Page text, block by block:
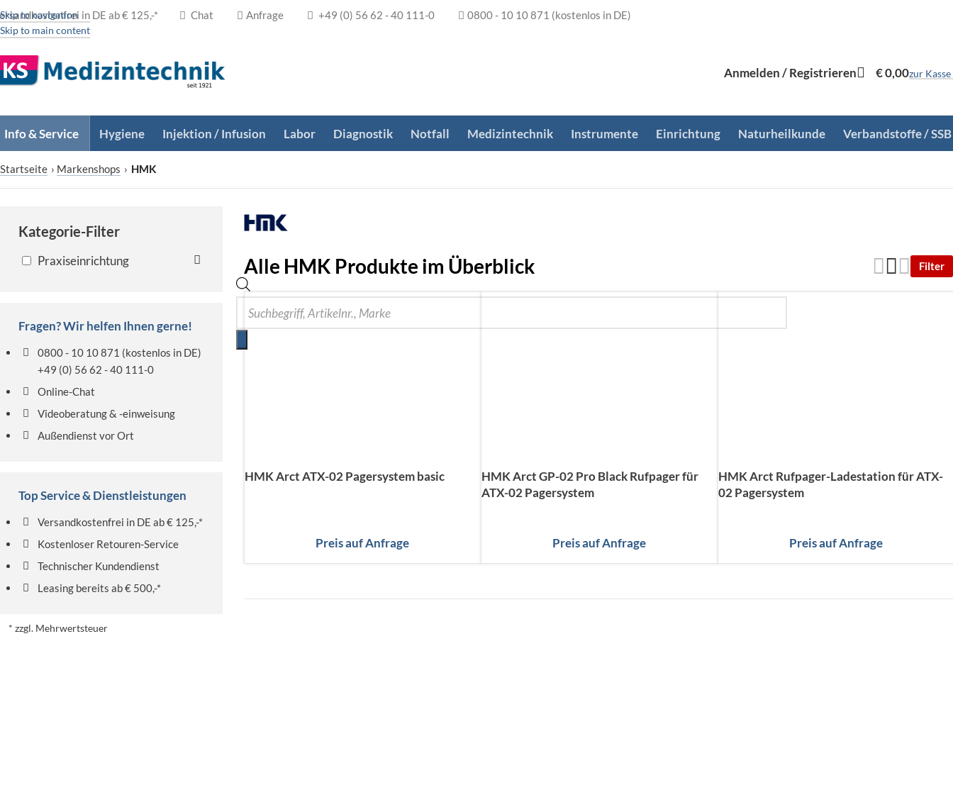
Skip to navigation
Skip to main content
in DE ab € 125,-* Chat Anfrage +49 (0) 56 62 - 40 111-0 0800 - 10 10 871 (kostenlos in DE)
Anmelden / Registrieren €0,00zur Kasse
Info & Service Hygiene Injektion / Infusion Labor Diagnostik Notfall Medizintechnik Instrumente Einrichtung Naturheilkunde Verbandstoffe / SSB
Startseite › Markenshops › HMK
Kategorie-Filter
Praxiseinrichtung
Fragen? Wir helfen Ihnen gerne!
0800 - 10 10 871 (kostenlos in DE)
+49 (0) 56 62 - 40 111-0
Online-Chat
Videoberatung & -einweisung
Außendienst vor Ort
Top Service & Dienstleistungen
Versandkostenfrei in DE ab € 125,-*
Kostenloser Retouren-Service
Technischer Kundendienst
Leasing bereits ab € 500,-*
* zzgl. Mehrwertsteuer
Alle HMK Produkte im Überblick Filter
HMK Arct ATX-02 Pagersystem basic
Preis auf Anfrage
HMK Arct GP-02 Pro Black Rufpager für
ATX-02 Pagersystem
Preis auf Anfrage
HMK Arct Rufpager-Ladestation für ATX-
02 Pagersystem
Preis auf Anfrage